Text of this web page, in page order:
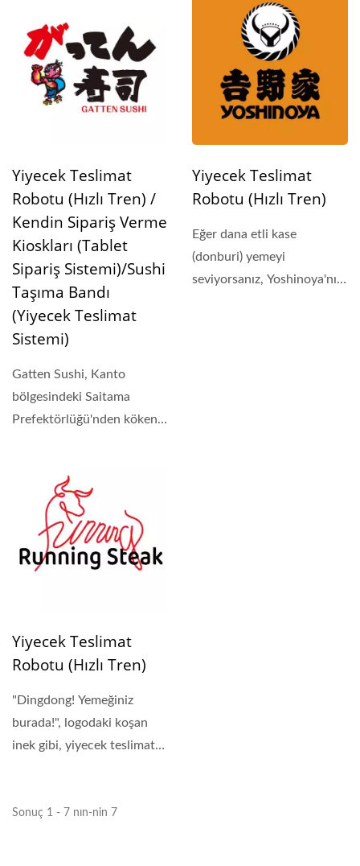
Yiyecek Teslimat
Robotu (Hızlı Tren) /
Kendin Sipariş Verme
Kioskları (Tablet
Sipariş Sistemi)/Sushi
Taşıma Bandı
(Yiyecek Teslimat
Sistemi)
Gatten Sushi, Kanto
bölgesindeki Saitama
Prefektörlüğü'nden köken
Yiyecek Teslimat
Robotu (Hızlı Tren)
Eğer dana etli kase
(donburi) yemeyi
seviyorsanız, Yoshinoya'nın
Yiyecek Teslimat
Robotu (Hızlı Tren)
"Dingdong! Yemeğiniz
burada!", logodaki koşan
inek gibi, yiyecek teslimat
Sonuç 1 - 7 nın-nin 7